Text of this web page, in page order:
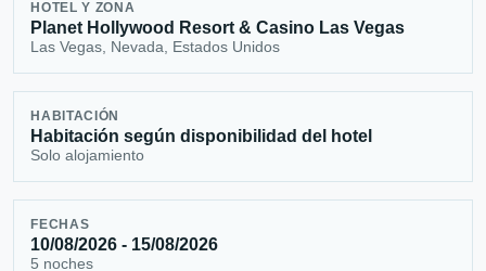
HOTEL Y ZONA
Planet Hollywood Resort & Casino Las Vegas
Las Vegas, Nevada, Estados Unidos
HABITACIÓN
Habitación según disponibilidad del hotel
Solo alojamiento
FECHAS
10/08/2026 - 15/08/2026
5 noches